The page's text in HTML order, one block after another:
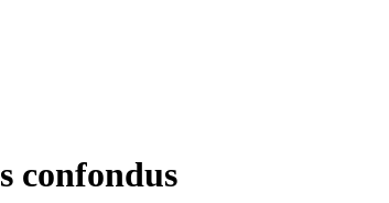
confondus